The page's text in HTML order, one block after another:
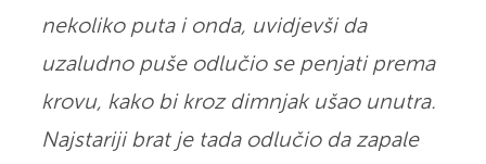
nekoliko puta i onda, uvidjevši da
uzaludno puše odlučio se penjati prema
krovu, kako bi kroz dimnjak ušao unutra.
Najstariji brat je tada odlučio da zapale